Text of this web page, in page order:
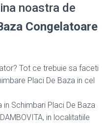
noastra de
Congelatoare
Tot ce trebuie sa faceti
Placi De Baza in cel
Schimbari Placi De Baza
in localitatiile